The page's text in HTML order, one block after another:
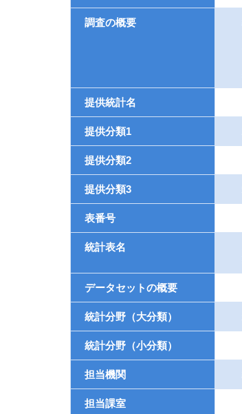
調査の概要
提供統計名
提供分類1
提供分類2
提供分類3
表番号
統計表名
データセットの概要
統計分野（大分類）
統計分野（小分類）
担当機関
担当課室